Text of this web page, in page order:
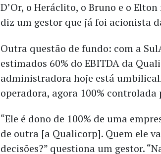
D’Or, o Heráclito, o Bruno e o
diz um gestor que já foi acionista
Outra questão de fundo: com a
estimados 60% do EBITDA da
administradora hoje está
operadora, agora 100% controlada
“Ele é dono de 100% de uma
de outra [a Qualicorp]. Quem ele
decisões?” questiona um gestor.